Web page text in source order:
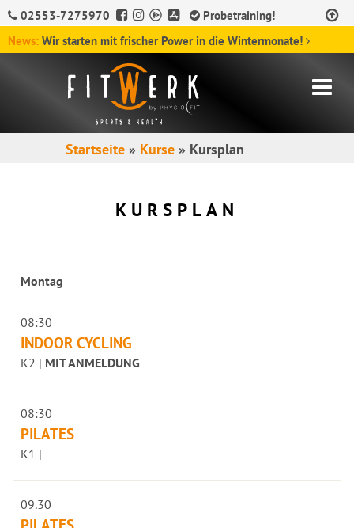
02553-7275970
Probetraining!
News: Wir starten mit frischer Power in die Wintermonate!
Startseite » Kurse » Kursplan
KURSPLAN
Montag
08:30
INDOOR CYCLING
K2 | MIT ANMELDUNG
08:30
PILATES
K1 |
09.30